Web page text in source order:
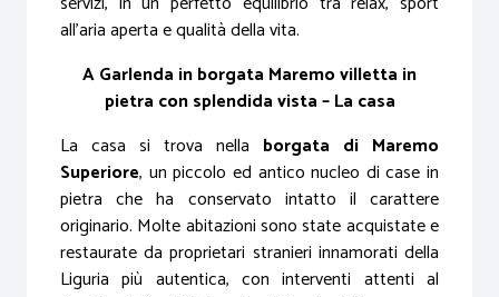
all’aria aperta e qualità della vita.
A Garlenda in borgata Maremo villetta in
pietra con splendida vista – La casa
La casa si trova nella borgata di Maremo
Superiore, un piccolo ed antico nucleo di case in
pietra che ha conservato intatto il carattere
originario. Molte abitazioni sono state acquistate e
restaurate da proprietari stranieri innamorati della
Liguria più autentica, con interventi attenti al